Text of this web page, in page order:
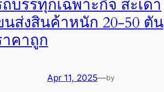
บรรทุกเฉพาะกิจ สะเดา
ส่งสินค้าหนัก 20-50 ตัน
คาถูก
Apr 11, 2025—by